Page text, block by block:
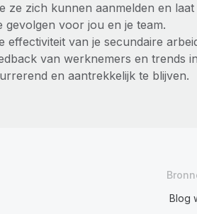
ze zich kunnen aanmelden en
gevolgen voor jou en je team.
effectiviteit van je secundaire
van werknemers en trends
en aantrekkelijk te blijven.
Blog